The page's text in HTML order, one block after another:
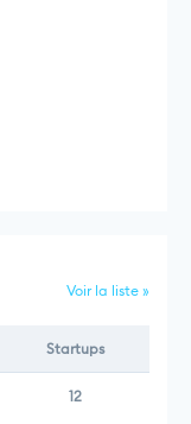
Voir la liste »
Startups
12